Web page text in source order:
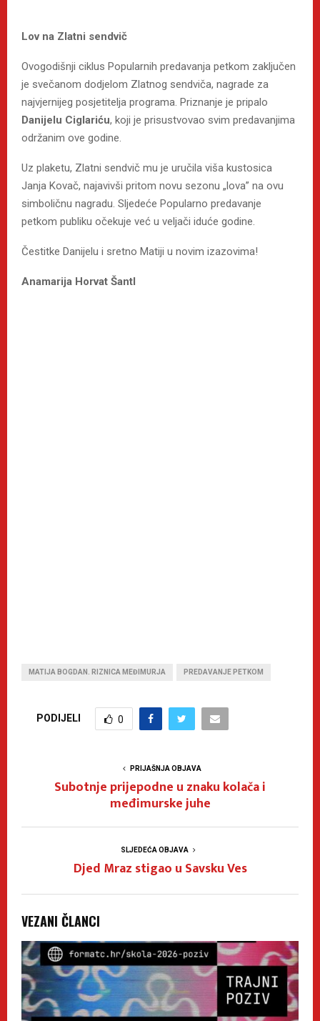
Lov na Zlatni sendvič
Ovogodišnji ciklus Popularnih predavanja petkom zaključen
je svečanom dodjelom Zlatnog sendviča, nagrade za
najvjernijeg posjetitelja programa. Priznanje je pripalo
Danijelu Ciglariću, koji je prisustvovao svim predavanjima
održanim ove godine.
Uz plaketu, Zlatni sendvič mu je uručila viša kustosica
Janja Kovač, najavivši pritom novu sezonu „lova” na ovu
simboličnu nagradu. Sljedeće Popularno predavanje
petkom publiku očekuje već u veljači iduće godine.
Čestitke Danijelu i sretno Matiji u novim izazovima!
Anamarija Horvat Šantl
MATIJA BOGDAN. RIZNICA MEĐIMURJA PREDAVANJE PETKOM
PODIJELI 0
PRIJAŠNJA OBJAVA
Subotnje prijepodne u znaku kolača i
međimurske juhe
SLJEDEĆA OBJAVA
Djed Mraz stigao u Savsku Ves
VEZANI ČLANCI